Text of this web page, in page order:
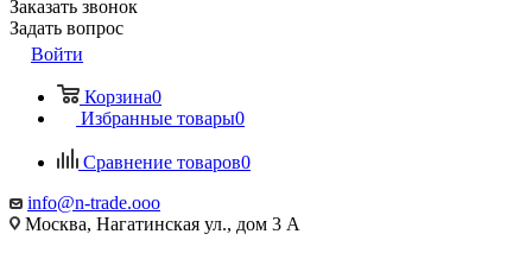
Заказать звонок
Задать вопрос
Войти
Корзина0
Избранные товары0
Сравнение товаров0
info@n-trade.ooo
Москва, Нагатинская ул., дом 3 А